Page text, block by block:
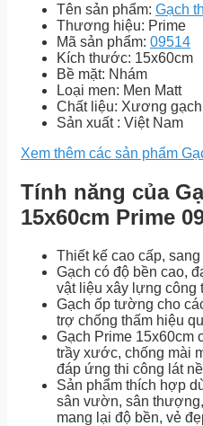
Tên sản phẩm: Gạch
Thương hiệu: Prime
Mã sản phẩm: 09514
Kích thước: 15x60cm
Bề mặt: Nhám
Loại men: Men Matt
Chất liệu: Xương
Sản xuất : Việt Nam
Xem thêm các sản phẩm
Tính năng của
15x60cm Prime
Thiết kế cao cấp, sang
Gạch có độ bền cao,
vật liệu xây lựng công
Gạch ốp tường cho
trợ chống thấm hiệu
Gạch Prime 15x60cm
trầy xước, chống mài
đáp ứng thi công lát
Sản phẩm thích hợp
sân vườn, sân
mang lại độ bền, vẻ